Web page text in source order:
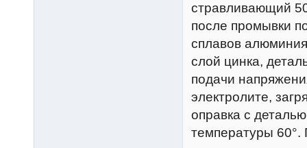
стравливающий
после промывки
сплавов
слой цинка,
подачи
электролите,
оправка с
температуры